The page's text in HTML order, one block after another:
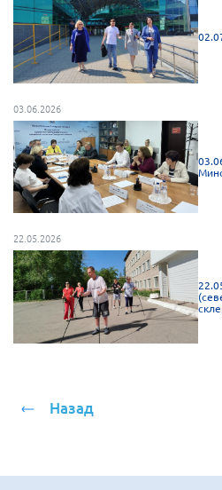
Нормативно-правовые
Методическая литература
Публичные отчеты
Исследования, аналитика,
Всероссийская онлайн
"Рассеянный склероз. XX
ОООИБРС" (25-29.08.2020)
Всероссийская
"Рассеянный склероз:
Общероссийская РС
Брянская область
Волгоградская область
03.06.2026
22.05.2026
Назад